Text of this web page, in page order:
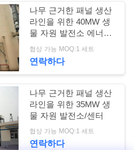
나무 근거한 패널 생산
라인을 위한 40MW 생
물 자원 발전소 에너지
센터
협상 가능 MOQ:1 세트
연락하다
나무 근거한 패널 생산
라인을 위한 35MW 생
물 자원 발전소/센터
협상 가능 MOQ:1 세트
연락하다